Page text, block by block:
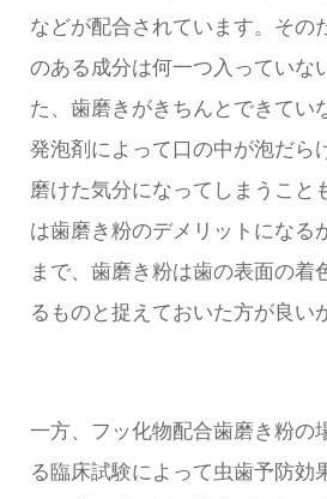
などが配合されています。その
のある成分は何一つ入っていな
た、歯磨きがきちんとできてい
発泡剤によって口の中が泡だら
磨けた気分になってしまうこと
は歯磨き粉のデメリットになる
まで、歯磨き粉は歯の表面の着
るものと捉えておいた方が良い
一方、フッ化物配合歯磨き粉の
る臨床試験によって虫歯予防効